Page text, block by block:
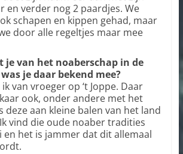
en verder nog 2 paardjes. We
schapen en kippen gehad, maar
door alle regeltjes maar mee
je van het noaberschap in de
je daar bekend mee?
van vroeger op ‘t Joppe. Daar
ook, onder andere met het
deze aan kleine balen van het land
vind die oude noaber tradities
en het is jammer dat dit allemaal